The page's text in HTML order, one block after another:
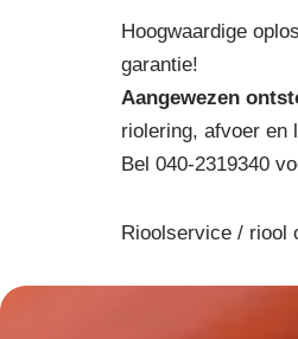
Hoogwaardige
garantie!
Aangewezen
riolering, afvoer en
Bel 040-2319340
Rioolservice / riool